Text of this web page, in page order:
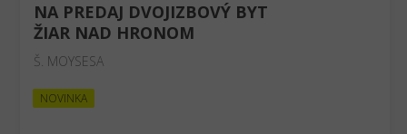
NA PREDAJ DVOJIZBOVÝ BYT
ŽIAR NAD HRONOM
Š. MOYSESA
NOVINKA